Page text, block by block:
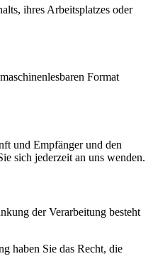
ihres Arbeitsplatzes oder
Format
und Empfänger und den
sich jederzeit an uns wenden.
der Verarbeitung besteht
haben Sie das Recht, die